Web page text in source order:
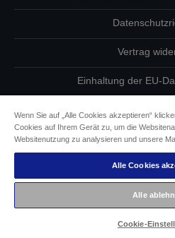
Vertrag
Einhaltung der EU-
Informationen
Epson Engagement
Copyright © 2026
Wenn Sie auf „Alle Cookies akzeptieren“
Cookies auf Ihrem Gerät zu, um die
Websitenutzung zu analysieren und unsere
Alle Cookies
Alle
Cookie-